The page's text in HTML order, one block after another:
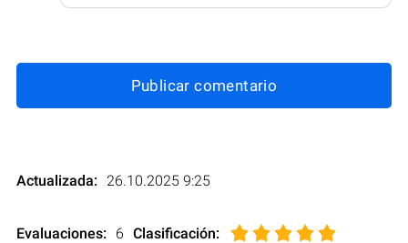
Publicar comentario
Actualizada: 26.10.2025 9:25
Evaluaciones: 6 Clasificación: